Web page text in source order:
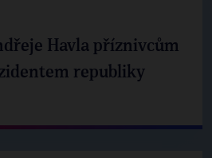
Havla příznivcům
republiky